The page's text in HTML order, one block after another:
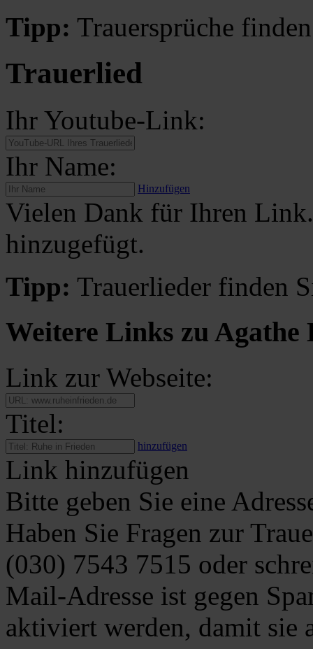
Tipp: Trauersprüche
Trauerlied
Ihr Youtube-Link:
Ihr Name:
Hinzufügen
Vielen Dank für Ihren
hinzugefügt.
Tipp: Trauerlieder finden
Weitere Links zu Agathe
Link zur Webseite:
Titel:
hinzufügen
Link hinzufügen
Bitte geben Sie eine
Haben Sie Fragen zur
(030) 7543 7515 oder
Mail-Adresse ist gegen
aktiviert werden, damit sie